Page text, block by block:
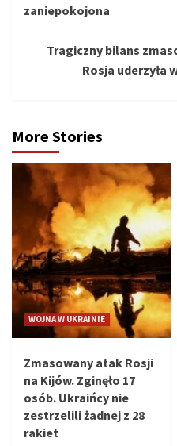
zaniepokojona
Tragiczny bilans
Rosja uderzyła
More Stories
WOJNA W UKRAINIE
Zmasowany atak Rosji
na Kijów. Zginęło 17
osób. Ukraińcy nie
zestrzelili żadnej z 28
rakiet